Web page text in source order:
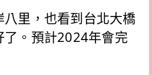
里，也看到台北大橋
了。預計2024年會完